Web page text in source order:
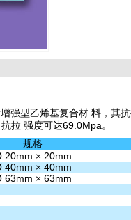
强型乙烯基复合材 料，其
拉 强度可达69.0Mpa。
规格
20mm × 20mm
40mm × 40mm
63mm × 63mm